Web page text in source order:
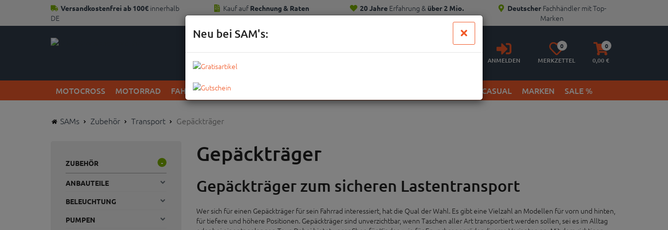
Versandkostenfrei ab 100€ innerhalb
DE
Kauf auf Rechnung & Raten 20 JahreErfahrung & über 2 Mio.
Kunden
Deutscher Fachhändler mit Top-
Marken
Anmelden
ANMELDEN
Merkzettel
aufklappen
0
MERKZETTEL
Warenkorb
aufklappen
0
0,00 €
MOTOCROSS MOTORRAD FAHRRAD KOMPLETTRÄDER STREETWEAR & CASUAL MARKEN SALE %
SAMs Zubehör Transport Gepäckträger
ZUBEHÖR -
ANBAUTEILE
BELEUCHTUNG
PUMPEN
Gepäckträger
Gepäckträger zum sicheren Lastentransport
Wer sich für einen Gepäckträger für sein Fahrrad interessiert, hat die Qual der Wahl. Es gibt eine Vielzahl an Modellen für vorn und hinten,
für tiefere und höhere Positionen. Gepäckträger sind unverzichtbar, wenn Taschen aller Art transportiert werden sollen, sei es im Alltag
Neu bei SAM's: